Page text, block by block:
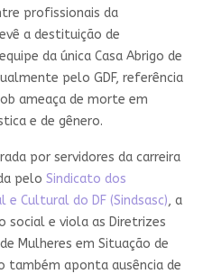
profissionais da
a destituição de
da única Casa Abrigo de
pelo GDF, referência
ameaça de morte em
e de gênero.
por servidores da carreira
pelo Sindicato dos
e Cultural do DF (Sindsasc), a
social e viola as Diretrizes
Mulheres em Situação de
também aponta ausência de